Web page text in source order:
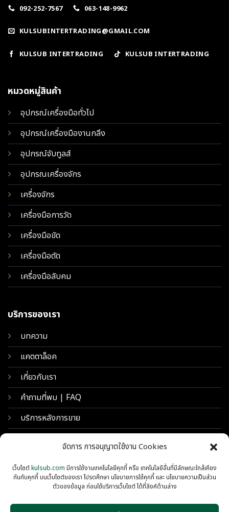
จัดการ การอนุญาตใช้งาน Cookies
เว็บไซต์kulsub.com มีการใช้งานเทคโนโลยีคุกกี้ หรือ เทคโนโลยีอื่นที่มีลักษณะใกล้เคียง
กันกับคุกกี้ บนเว็บไซต์ของเรา โปรดศึกษา นโยบายการใช้คุกกี้ และ นโยบายความเป็นส่วน
ตัวของข้อมูล ก่อนใช้บริการเว็บไซต์ ได้ที่ลิงค์ด้านล่าง
092-252-7567 063-148-9962
KULSUBINTERTRADING@GMAIL.COM
KULSUB INTERTRADING KULSUB INTERTRADING
หมวดหมู่สินค้า
อุปกรณ์เครื่องมือทั่วไป
อุปกรณ์เครื่องมืองานกลึง
อุปกรณ์จับทูลส์
อุปกรณเครื่องจักร
เครื่องจักร
เครื่องมือการวัด
เครื่องมือขัด
เครื่องมือตัด
เครื่องมือลับคม
บริการของเรา
บทความ
แคตตาล็อค
เกี่ยวกับเรา
คำถามที่พบ | FAQ
บริการหลังการขาย